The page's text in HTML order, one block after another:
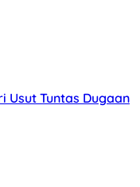
Usut Tuntas Dugaan